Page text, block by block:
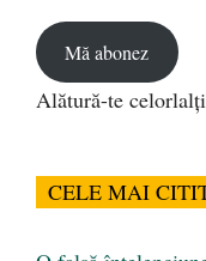
Mă abonez
Alătură-te
CELE MAI